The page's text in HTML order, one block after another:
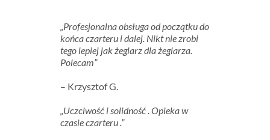
„Profesjonalna obsługa od początku do
końca czarteru i dalej. Nikt nie zrobi
tego lepiej jak żeglarz dla żeglarza.
Polecam”
– Krzysztof G.
„Uczciwość i solidność . Opieka w
czasie czarteru .”